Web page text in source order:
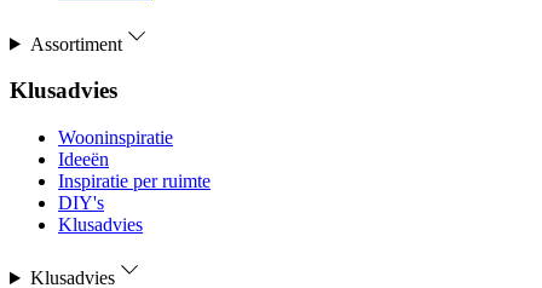
Assortiment
Klusadvies
Wooninspiratie
Ideeën
Inspiratie per ruimte
DIY's
Klusadvies
Klusadvies